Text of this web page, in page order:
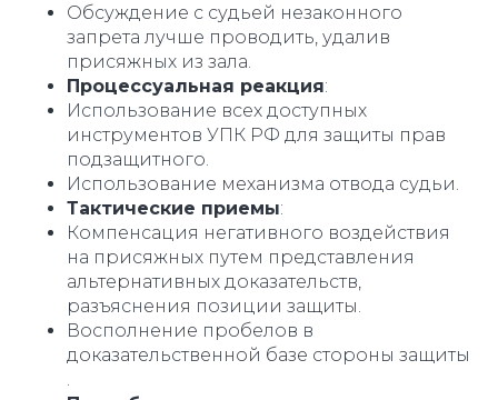
Обсуждение с судьей незаконного
запрета лучше проводить, удалив
присяжных из зала.
Процессуальная реакция:
Использование всех доступных
инструментов УПК РФ для защиты прав
подзащитного.
Использование механизма отвода судьи.
Тактические приемы:
Компенсация негативного воздействия
на присяжных путем представления
альтернативных доказательств,
разъяснения позиции защиты.
Восполнение пробелов в
доказательственной базе стороны защиты